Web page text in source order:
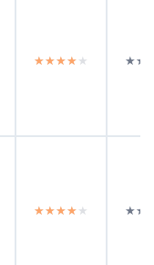
★★★★★
★★★★★
★★★★★
★★★★★